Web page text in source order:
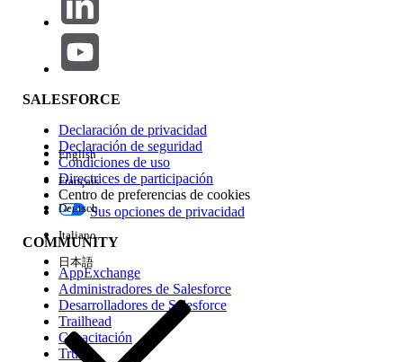
SALESFORCE
Declaración de privacidad
Declaración de seguridad
Condiciones de uso
Directrices de participación
Centro de preferencias de cookies
Sus opciones de privacidad
COMMUNITY
AppExchange
Administradores de Salesforce
Desarrolladores de Salesforce
Trailhead
Capacitación
Trust
English
Français
Deutsch
Italiano
日本語